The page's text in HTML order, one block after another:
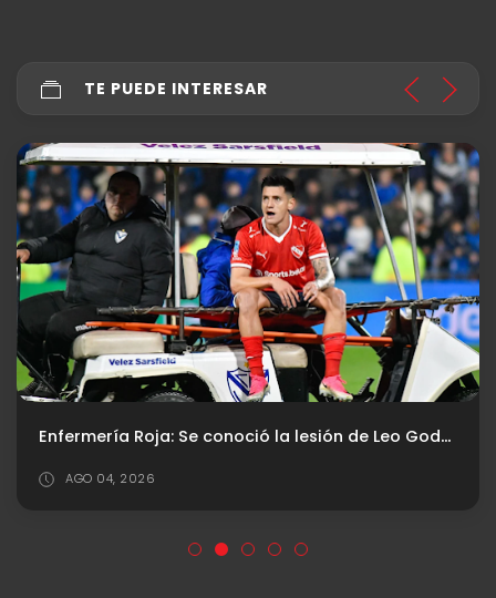
TE PUEDE INTERESAR
Enfermería Roja: Se conoció la lesión de Leo Godoy
AGO 04, 2026